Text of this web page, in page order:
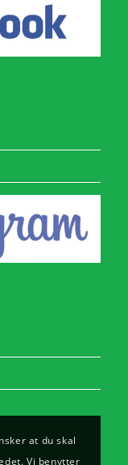
at du skal
Vi benytter